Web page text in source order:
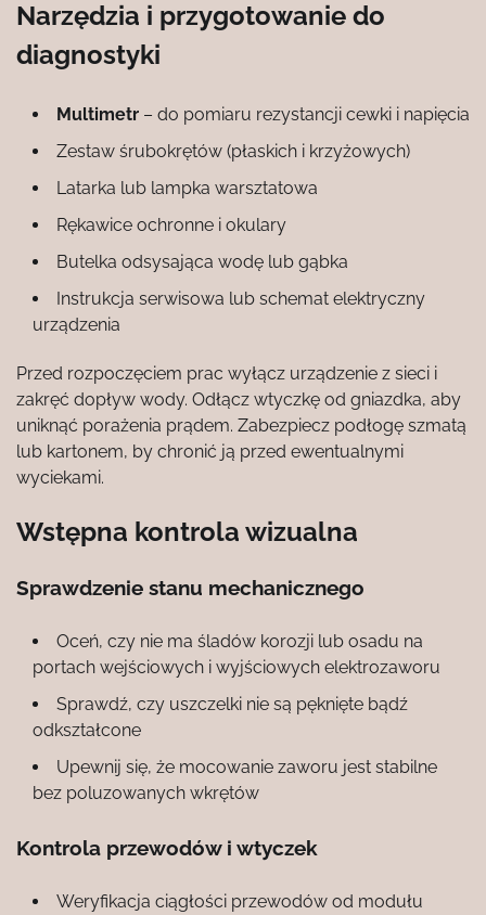
Narzędzia i przygotowanie do
diagnostyki
Multimetr – do pomiaru rezystancji cewki i napięcia
Zestaw śrubokrętów (płaskich i krzyżowych)
Latarka lub lampka warsztatowa
Rękawice ochronne i okulary
Butelka odsysająca wodę lub gąbka
Instrukcja serwisowa lub schemat elektryczny
urządzenia
Przed rozpoczęciem prac wyłącz urządzenie z sieci i
zakręć dopływ wody. Odłącz wtyczkę od gniazdka, aby
uniknąć porażenia prądem. Zabezpiecz podłogę szmatą
lub kartonem, by chronić ją przed ewentualnymi
wyciekami.
Wstępna kontrola wizualna
Sprawdzenie stanu mechanicznego
Oceń, czy nie ma śladów korozji lub osadu na
portach wejściowych i wyjściowych elektrozaworu
Sprawdź, czy uszczelki nie są pęknięte bądź
odkształcone
Upewnij się, że mocowanie zaworu jest stabilne
bez poluzowanych wkrętów
Kontrola przewodów i wtyczek
Weryfikacja ciągłości przewodów od modułu